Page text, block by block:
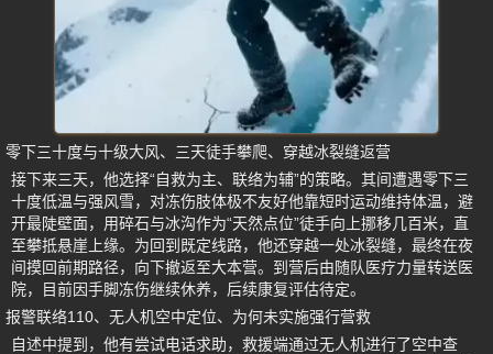
零下三十度与十级大风、三天徒手攀爬、穿越冰裂缝返营
接下来三天，他选择“自救为主、联络为辅”的策略。其间遭遇零下三
十度低温与强风雪，对冻伤肢体极不友好他靠短时运动维持体温，避
开最陡壁面，用碎石与冰沟作为“天然点位”徒手向上挪移几百米，直
至攀抵悬崖上缘。为回到既定线路，他还穿越一处冰裂缝，最终在夜
间摸回前期路径，向下撤返至大本营。到营后由随队医疗力量转送医
院，目前因手脚冻伤继续休养，后续康复评估待定。
报警联络110、无人机空中定位、为何未实施强行营救
自述中提到，他有尝试电话求助，救援端通过无人机进行了空中查